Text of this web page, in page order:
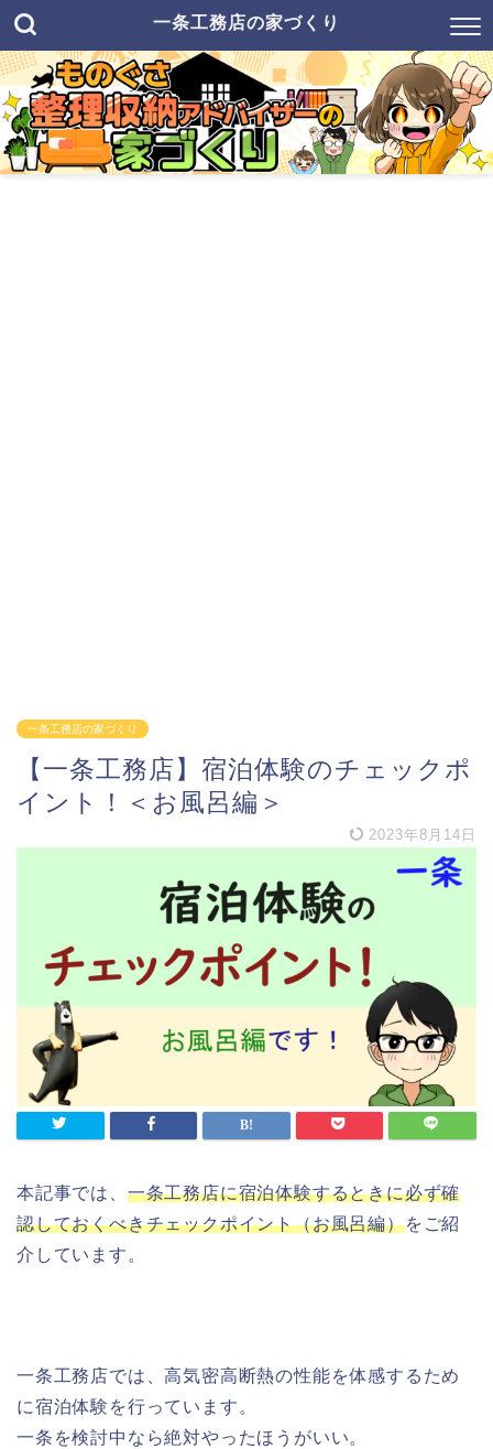
一条工務店の家づくり
一条工務店の家づくり
【一条工務店】宿泊体験のチェックポ
イント！＜お風呂編＞
2023年8月14日
本記事では、 一条工務店に宿泊体験するときに必ず確
認しておくべきチェックポイント（お風呂編）をご紹
介しています。
一条工務店では、高気密高断熱の性能を体感するため
に宿泊体験を行っています。
一条を検討中なら絶対やったほうがいい。